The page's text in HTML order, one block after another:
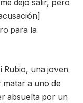
dejó salir, pero
para la
Rubio, una joven
a uno de
absuelta por un